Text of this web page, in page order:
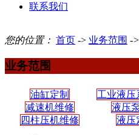
联系我们
您的位置： 首页 -> 业务范围 ->
业务范围
油缸定制 工业液压
减速机维修
液压
四柱压机维修
液压